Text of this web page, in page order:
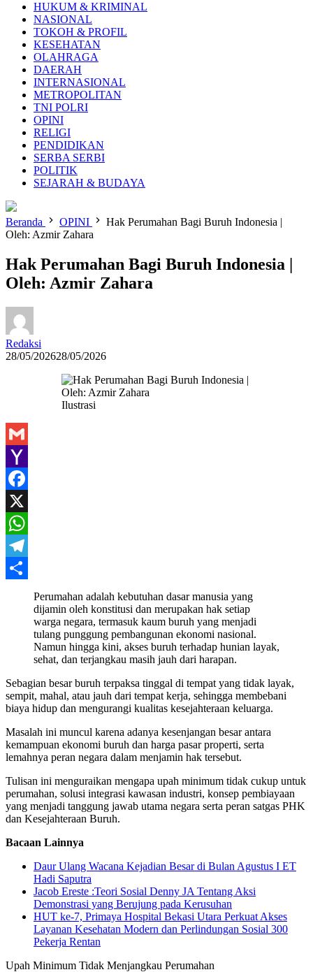
HUKUM & KRIMINAL
NASIONAL
TOKOH & PROFIL
KESEHATAN
OLAHRAGA
DAERAH
INTERNASIONAL
METROPOLITAN
TNI POLRI
OPINI
RELIGI
PENDIDIKAN
SERBA SERBI
POLITIK
SEJARAH & BUDAYA
Beranda OPINI
Hak Perumahan Bagi Buruh Indonesia |
Oleh: Azmir Zahara
Hak Perumahan Bagi Buruh Indonesia |
Oleh: Azmir Zahara
Redaksi
28/05/202628/05/2026
Ilustrasi
Gmail
Yahoo
Mail
Facebook
X
WhatsApp
Telegram
Perumahan adalah kebutuhan dasar manusia yang
dijamin oleh konstitusi dan merupakan hak setiap
warga negara, termasuk kaum buruh yang menjadi
tulang punggung pembangunan ekonomi nasional.
Namun hingga kini, akses buruh terhadap hunian layak,
sehat, dan terjangkau masih jauh dari harapan.
Sebagian besar buruh terpaksa tinggal di tempat yang tidak layak,
sempit, mahal, atau jauh dari tempat kerja, sehingga membebani
biaya hidup dan mengurangi kualitas kesejahteraan keluarga.
Masalah ini muncul karena adanya kesenjangan besar antara
kemampuan ekonomi buruh dan harga pasar properti, serta
lemahnya peran negara dalam menjamin hak tersebut.
Tulisan ini menguraikan mengapa upah minimum tidak cukup untuk
perumahan, solusi integrasi kawasan industri, konsep pembiayaan
yang menjadi tanggung jawab utama negara serta peran satgas PHK
dan Kesejahteraan Buruh.
Bacaan Lainnya
Daur Ulang Wacana Kejadian Besar di Bulan Agustus I ET
Hadi Saputra
Jacob Ereste :Teori Sosial Denny JA Tentang Aksi
Demonstrasi yang Berujung pada Kerusuhan
HUT ke-7, Primaya Hospital Bekasi Utara Perkuat Akses
Layanan Kesehatan Modern dan Perlindungan Sosial 300
Pekerja Rentan
Upah Minimum Tidak Menjangkau Perumahan